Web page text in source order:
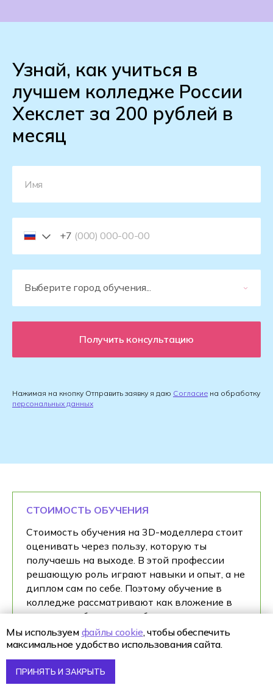
Узнай, как учиться в
лучшем колледже России
Хекслет за 200 рублей в
месяц
+7
Получить консультацию
Нажимая на кнопку Отправить заявку я даю Согласие на обработку
персональных данных
СТОИМОСТЬ ОБУЧЕНИЯ
Стоимость обучения на 3D-моделлера стоит
оценивать через пользу, которую ты
получаешь на выходе. В этой профессии
решающую роль играют навыки и опыт, а не
диплом сам по себе. Поэтому обучение в
колледже рассматривают как вложение в
практику и будущую работу.
Во время обучения ты платишь за
программу, которая даёт системное
понимание профессии, за большое
количество практики и за работу над
Мы используем файлы cookie, чтобы обеспечить
максимальное удобство использования сайта.
ПРИНЯТЬ И ЗАКРЫТЬ